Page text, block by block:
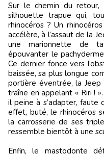
Sur le chemin du
silhouette trapue qui,
rhinocéros ? Un
accélère, à l’assaut de la
une marionnette de
épouvanter le
Ce dernier fonce vers
baissée, sa plus longue
portière éventrée, la
traîne en appelant « Riri !
il peine à s’adapter, faute
effet, buté, le rhinocéros
la carrosserie de ses
ressemble bientôt à une
Enfin, le mastodonte